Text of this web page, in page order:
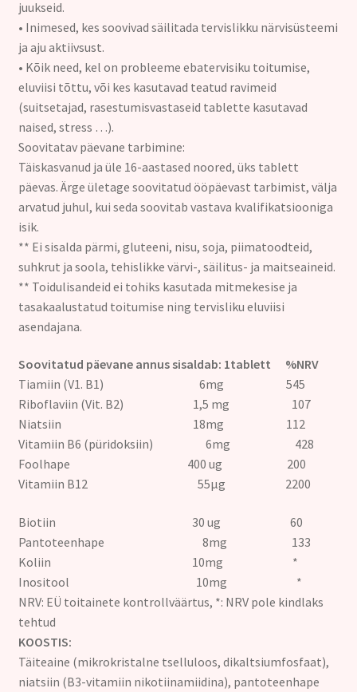
juukseid.
• Inimesed, kes soovivad säilitada tervislikku närvisüsteemi
ja aju aktiivsust.
• Kõik need, kel on probleeme ebatervisiku toitumise,
eluviisi tõttu, või kes kasutavad teatud ravimeid
(suitsetajad, rasestumisvastaseid tablette kasutavad
naised, stress …).
Soovitatav päevane tarbimine:
Täiskasvanud ja üle 16-aastased noored, üks tablett
päevas. Ärge ületage soovitatud ööpäevast tarbimist, välja
arvatud juhul, kui seda soovitab vastava kvalifikatsiooniga
isik.
** Ei sisalda pärmi, gluteeni, nisu, soja, piimatoodteid,
suhkrut ja soola, tehislikke värvi-, säilitus- ja maitseaineid.
** Toidulisandeid ei tohiks kasutada mitmekesise ja
tasakaalustatud toitumise ning tervisliku eluviisi
asendajana.
Soovitatud päevane annus sisaldab: 1tablett %NRV
Tiamiin (V1. B1) 6mg 545
Riboflaviin (Vit. B2) 1,5 mg 107
Niatsiin 18mg 112
Vitamiin B6 (püridoksiin) 6mg 428
Foolhape 400 ug 200
Vitamiin B12 55µg 2200
Biotiin 30 ug 60
Pantoteenhape 8mg 133
Koliin 10mg *
Inositool 10mg *
NRV: EÜ toitainete kontrollväärtus, *: NRV pole kindlaks
tehtud
KOOSTIS:
Täiteaine (mikrokristalne tselluloos, dikaltsiumfosfaat),
niatsiin (B3-vitamiin nikotiinamiidina), pantoteenhape